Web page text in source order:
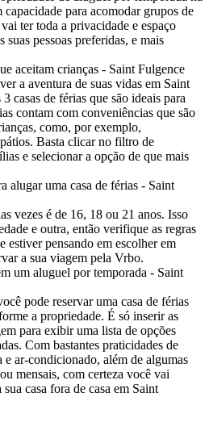
para acomodar grupos de
ter toda a privacidade e espaço
suas pessoas preferidas, e mais
aceitam crianças - Saint Fulgence
a aventura de suas vidas em Saint
casas de férias que são ideais para
contam com conveniências que são
como, por exemplo,
Basta clicar no filtro de
e selecionar a opção de que mais
alugar uma casa de férias - Saint
vezes é de 16, 18 ou 21 anos. Isso
e outra, então verifique as regras
estiver pensando em escolher em
a sua viagem pela Vrbo.
um aluguel por temporada - Saint
pode reservar uma casa de férias
a propriedade. É só inserir as
para exibir uma lista de opções
Com bastantes praticidades de
e ar-condicionado, além de algumas
mensais, com certeza você vai
casa fora de casa em Saint